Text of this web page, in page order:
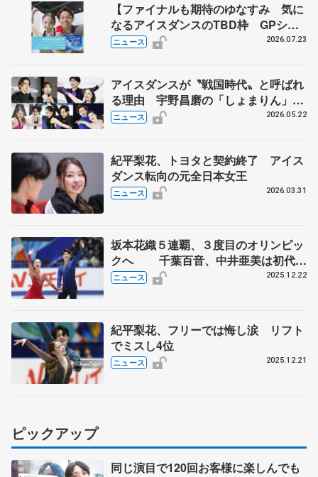
【ファイナルも期待のゆなすみ 気に
なるアイスダンスのTBD枠 GPシリ
ーズ展望③ペア・アイスダンス編】
ニュース 2026.07.23
アイスダンスが〝戦国時代〟と呼ばれ
る理由 宇野昌磨の「しょまりん」ら
実力者が相次いで参戦 国内の競争激
ニュース 2026.05.22
紀平梨花、トヨタと契約終了 アイス
ダンス転向の元全日本女王
ニュース 2026.03.31
坂本花織５連覇、３度目のオリンピッ
クへ 千葉百音、中井亜美は初代表
確実 全日本フィギュア
ニュース 2025.12.22
紀平梨花、フリーでは悔し涙 リフト
でミスし4位
ニュース 2025.12.21
ピックアップ
同じ演目で120回お客様に楽しんでも